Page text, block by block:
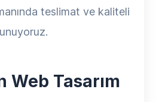
teslimat ve kaliteli
Web Tasarım